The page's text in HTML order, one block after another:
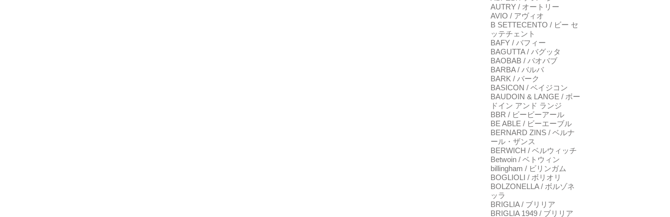
AUTRY / オートリー
AVIO / アヴィオ
B SETTECENTO / ビー セ
ッテチェント
BAFY / バフィー
BAGUTTA / バグッタ
BAOBAB / バオバブ
BARBA / バルバ
BARK / バーク
BASICON / ベイジコン
BAUDOIN & LANGE / ボー
ドイン アンド ランジ
BBR / ビービーアール
BE ABLE / ビーエーブル
BERNARD ZINS / ベルナ
ール・ザンス
BERWICH / ベルウィッチ
Betwoin / ベトウィン
billingham / ビリンガム
BOGLIOLI / ボリオリ
BOLZONELLA / ボルゾネ
ッラ
BRIGLIA / ブリリア
BRIGLIA 1949 / ブリリア